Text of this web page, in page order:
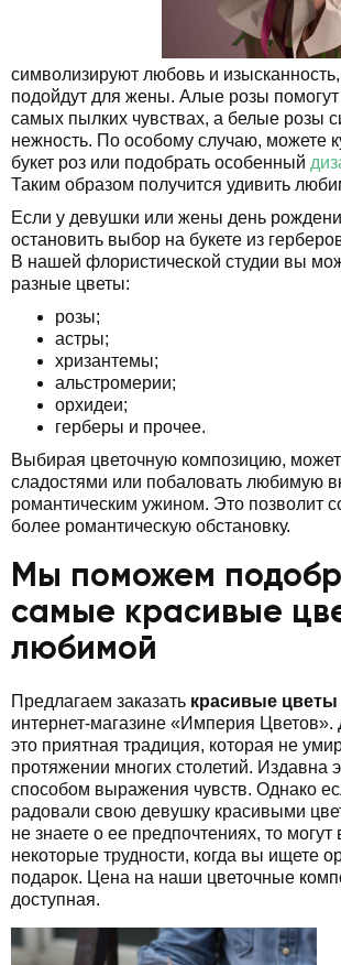
символизируют любовь и
подойдут для жены. Алые розы помогут
самых пылких чувствах, а белые розы
нежность. По особому случаю, можете
букет роз или подобрать особенный
Таким образом получится удивить
Если у девушки или жены день
остановить выбор на букете из
В нашей флористической студии вы
разные цветы:
розы;
астры;
хризантемы;
альстромерии;
орхидеи;
герберы и прочее.
Выбирая цветочную композицию,
сладостями или побаловать любимую
романтическим ужином. Это позволит
более романтическую обстановку.
Мы поможем
самые красивые
любимой
Предлагаем заказать красивые
интернет-магазине «Империя Цветов».
это приятная традиция, которая не
протяжении многих столетий. Издавна
способом выражения чувств. Однако
радовали свою девушку красивыми
не знаете о ее предпочтениях, то могут
некоторые трудности, когда вы ищете
подарок. Цена на наши цветочные
доступная.